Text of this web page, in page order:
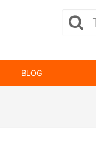
BLOG